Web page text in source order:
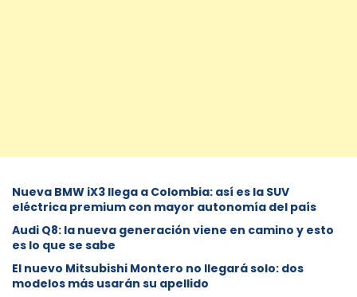
Nueva BMW iX3 llega a Colombia: así es la SUV
eléctrica premium con mayor autonomía del país
Audi Q8: la nueva generación viene en camino y esto
es lo que se sabe
⁠El nuevo Mitsubishi Montero no llegará solo: dos
modelos más usarán su apellido